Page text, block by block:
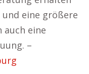
eine größere
auch eine
–